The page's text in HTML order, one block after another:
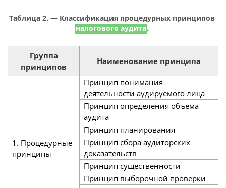
Таблица 2. — Классификация процедурных принципов
налогового аудита.
Группа
принципов
Наименование принципа
1. Процедурные
принципы
Принцип понимания
деятельности аудируемого лица
Принцип определения объема
аудита
Принцип планирования
Принцип сбора аудиторских
доказательств
Принцип существенности
Принцип выборочной проверки